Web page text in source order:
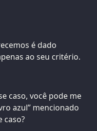
é dado
ao seu critério.
caso, você pode me
azul” mencionado
caso?